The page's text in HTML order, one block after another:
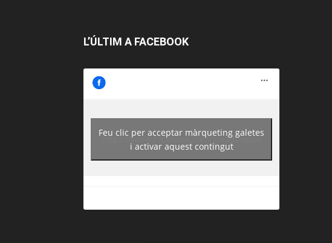
L’ÚLTIM A FACEBOOK
https://www.facebook.com/guiadereus/
Feu clic per acceptar màrqueting galetes
i activar aquest contingut